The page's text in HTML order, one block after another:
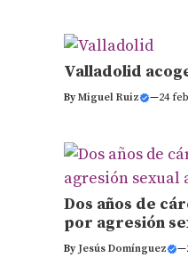
Valladolid
ByMiguel Ruiz —24
Dos años de
por agresión
By Jesús Domínguez —